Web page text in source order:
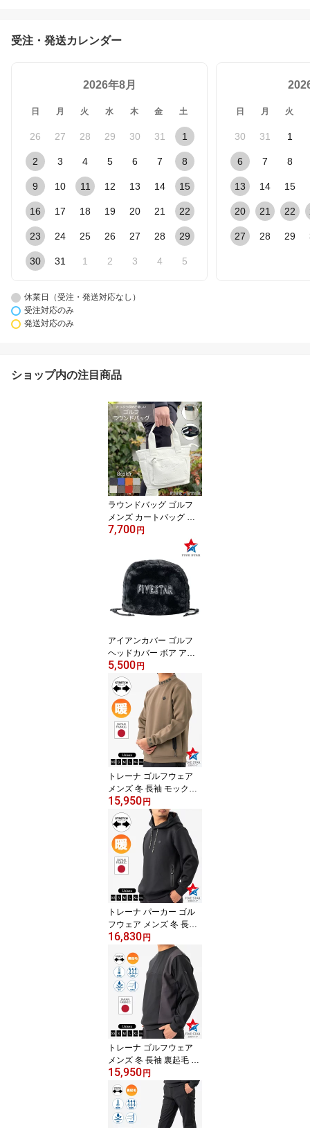
受注・発送カレンダー
2026年8月
日 月 火 水 木 金 土
26 27 28 29 30 31 1
2 3 4 5 6 7 8
9 10 11 12 13 14 15
16 17 18 19 20 21 22
23 24 25 26 27 28 29
30 31 1 2 3 4 5
日 月 火
30 31 1
6 7 8
13 14 15
20 21 22
27 28 29
休業日（受注・発送対応なし）
受注対応のみ
発送対応のみ
ショップ内の注目商品
ラウンドバッグ ゴルフ
メンズ カートバッグ バ
ッグ エンボス 総柄 星柄
多収納 おしゃれ シンプ
7,700円
アイアンカバー ゴルフ
ヘッドカバー ボア アイ
アン用 ブラック 黒 ファ
イブスター おしゃれ シ
ンプル スター ロゴ ホロ
グラム
5,500円
トレーナ ゴルフウェア
メンズ 冬 長袖 モックネ
ック ストレッチ ゴルフ
トレーナ 厚手 防寒 グレ
ージュ ファイブスター
おしゃれ シンプル 40代
50代 ダンボールニット
ロゴ
15,950円
トレーナ パーカー ゴル
フウェア メンズ 冬 長袖
フーディー ゴルフトレー
ナ ストレッチ 防寒 厚手
ブラック 黒 ファイブス
ター おしゃれ シンプル 4
0代 50代 ダンボールニッ
ト ロゴ
16,830円
トレーナ ゴルフウェア
メンズ 冬 長袖 裏起毛 ス
トレッチ ゴルフトレーナ
防寒 撥水 ナイロン ブラ
ック 黒 ファイブスター
おしゃれ シンプル 40代
50代 切替
15,950円